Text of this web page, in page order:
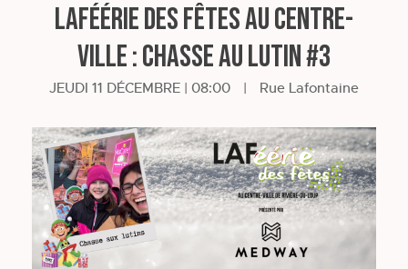
LAFéérie des fêtes au centre-
ville : Chasse au lutin #3
JEUDI 11 DÉCEMBRE | 08:00 | Rue Lafontaine